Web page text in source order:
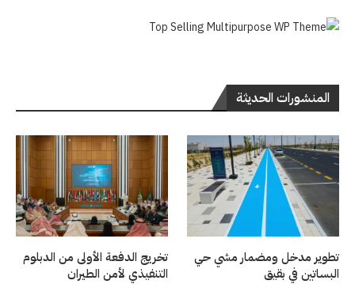
المنشورات الحديثة
تطوير مدخل ومضمار مشي حي
البساتين في بقيق
تخريج الدفعة الأولى من الدبلوم
التنفيذي لأمن الطيران